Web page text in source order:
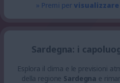
» Premi pervisualizzare
Sardegna: i
Esplora il clima e le previsioni
della regione Sardegna e